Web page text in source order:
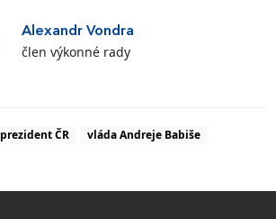
Alexandr Vondra
člen výkonné rady
prezident ČR vláda Andreje Babiše